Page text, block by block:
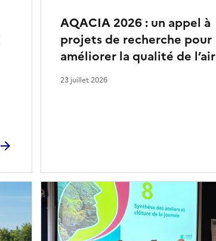
AQACIA 2026 : un appel à
projets de recherche pour
améliorer la qualité de l’air
23 juillet 2026